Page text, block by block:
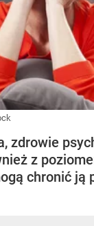
zdrowie
z
chronić ją